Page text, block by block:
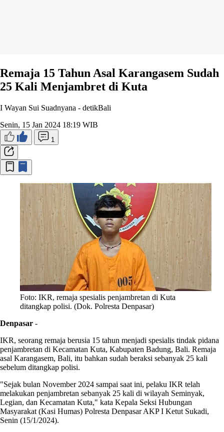
Remaja 15 Tahun Asal Karangasem Sudah
25 Kali Menjambret di Kuta
I Wayan Sui Suadnyana - detikBali
Senin, 15 Jan 2024 18:19 WIB
1
Foto: IKR, remaja spesialis penjambretan di Kuta
ditangkap polisi. (Dok. Polresta Denpasar)
Denpasar -
IKR, seorang remaja berusia 15 tahun menjadi spesialis tindak pidana
penjambretan di Kecamatan Kuta, Kabupaten Badung, Bali. Remaja
asal Karangasem, Bali, itu bahkan sudah beraksi sebanyak 25 kali
sebelum ditangkap polisi.
"Sejak bulan November 2024 sampai saat ini, pelaku IKR telah
melakukan penjambretan sebanyak 25 kali di wilayah Seminyak,
Legian, dan Kecamatan Kuta," kata Kepala Seksi Hubungan
Masyarakat (Kasi Humas) Polresta Denpasar AKP I Ketut Sukadi,
Senin (15/1/2024).